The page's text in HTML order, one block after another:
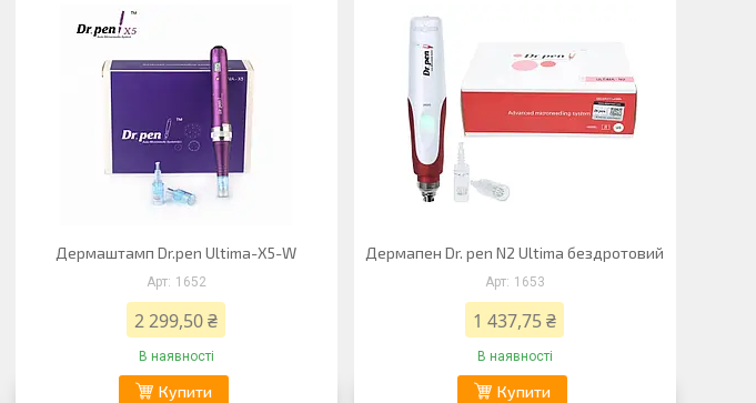
Дермаштамп Dr.pen Ultima-X5-W
1652
2 299,50 ₴
В наявності
Купити
Дермапен Dr. pen N2 Ultima бездротовий
1653
1 437,75 ₴
В наявності
Купити